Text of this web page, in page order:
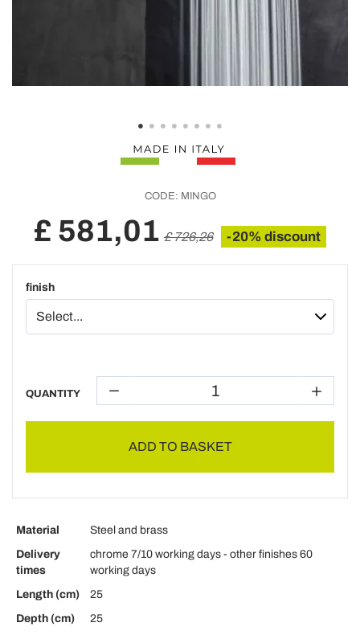
CODE: MINGO
£ 581,01 £ 726,26 -20% discount
finish
QUANTITY
ADD TO BASKET
Material
Steel and brass
Delivery
times
chrome 7/10 working days - other finishes 60
working days
Length (cm)
25
Depth (cm)
25